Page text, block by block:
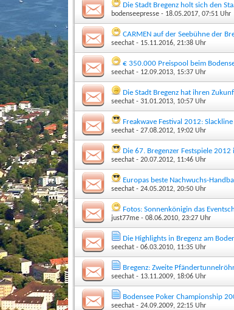
Die Stadt Bregenz holt sich den
bodenseepresse - 18.05.2017, 07:51 Uhr
CARMEN auf der Seebühne der
seechat - 15.11.2016, 21:38 Uhr
€ 350.000 Preispool beim
seechat - 12.09.2013, 15:37 Uhr
Die Stadt Bregenz hat ihren
seechat - 31.01.2013, 10:57 Uhr
Freakwave Festival 2012:
seechat - 27.08.2012, 19:02 Uhr
Die 67. Bregenzer Festspiele
seechat - 20.07.2012, 11:46 Uhr
Europas beste Nachwuchs-
seechat - 24.05.2012, 20:50 Uhr
Fotos: Sonnenkönigin das
just77me - 08.06.2010, 23:27 Uhr
Die Highlights in Bregenz am
seechat - 06.03.2010, 11:35 Uhr
Bregenz: Zweite
seechat - 13.11.2009, 18:06 Uhr
Bodensee Poker Championship
seechat - 24.09.2009, 22:15 Uhr